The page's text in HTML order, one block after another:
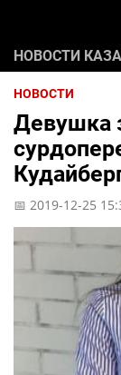
НОВОСТИ
НОВОСТИ
Девушка
📅 2019-12-25